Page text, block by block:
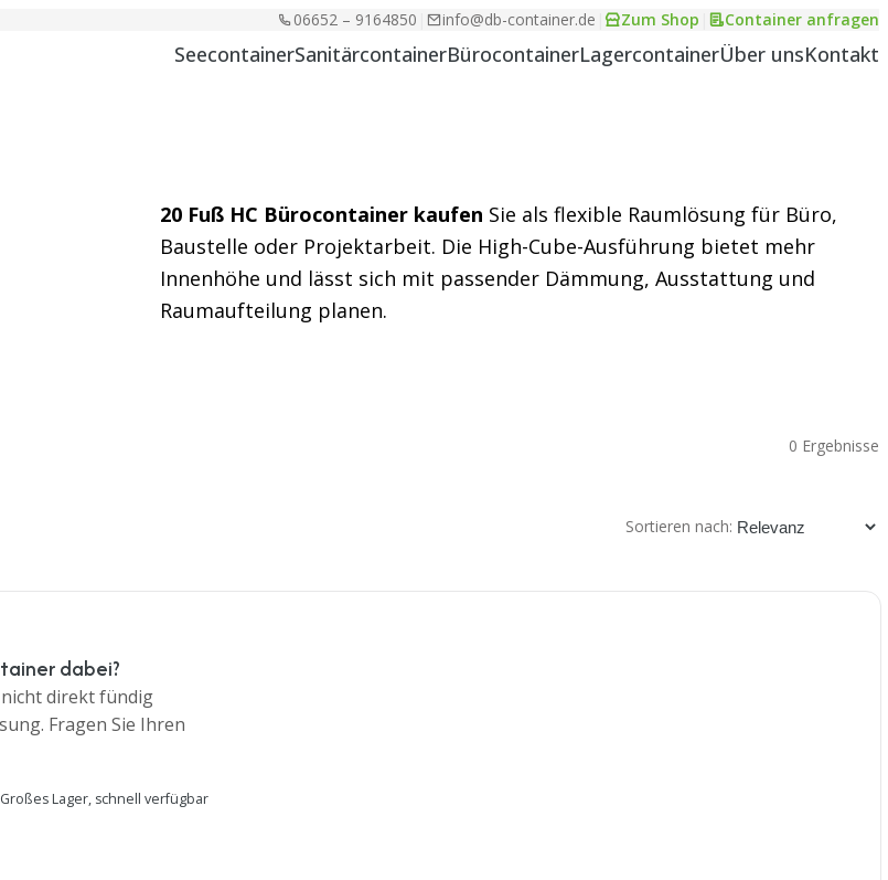
06652 – 9164850 info@db-container.de Zum Shop Container anfragen
SeecontainerSanitärcontainerBürocontainerLagercontainerÜber unsKontakt
20 Fuß HC Bürocontainer kaufen Sie als flexible Raumlösung für Büro,
Baustelle oder Projektarbeit. Die High-Cube-Ausführung bietet mehr
Innenhöhe und lässt sich mit passender Dämmung, Ausstattung und
Raumaufteilung planen.
0 Ergebnisse
Sortieren nach:
dabei?
direkt fündig
Fragen Sie Ihren
Großes Lager, schnell verfügbar